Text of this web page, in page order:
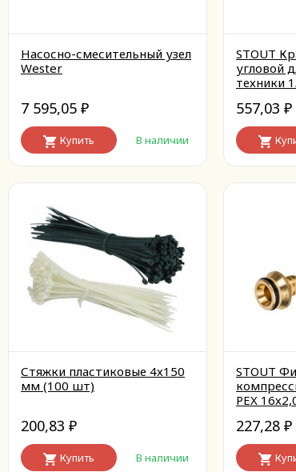
Насосно-смесительный узел
Wester
7 595,05 ₽
Купить В наличии
STOUT
угловой
техники
557,03 ₽
Стяжки пластиковые 4х150
мм (100 шт)
200,83 ₽
Купить В наличии
STOUT
PEX
227,28 ₽